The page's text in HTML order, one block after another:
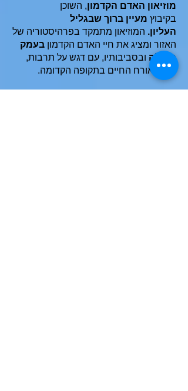
מוזיאון האדם הקדמון, השוכן
בקיבוץ מעיין ברוך שבגליל
העליון. המוזיאון מתמקד בפרהיסטוריה של
האזור ומציג את חיי האדם הקדמון בעמק
החולה ובסביבותיו, עם דגש על תרבות,
כלים ואורח החיים בתקופה הקדומה.